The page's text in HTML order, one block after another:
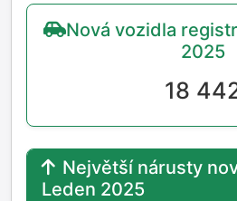
Nová vozidla
2025
18
Největší nárusty
Leden 2025